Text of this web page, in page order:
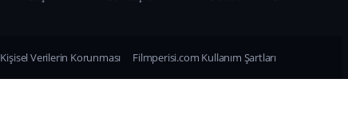
Kişisel Verilerin Korunması Filmperisi.com Kullanım Şartları